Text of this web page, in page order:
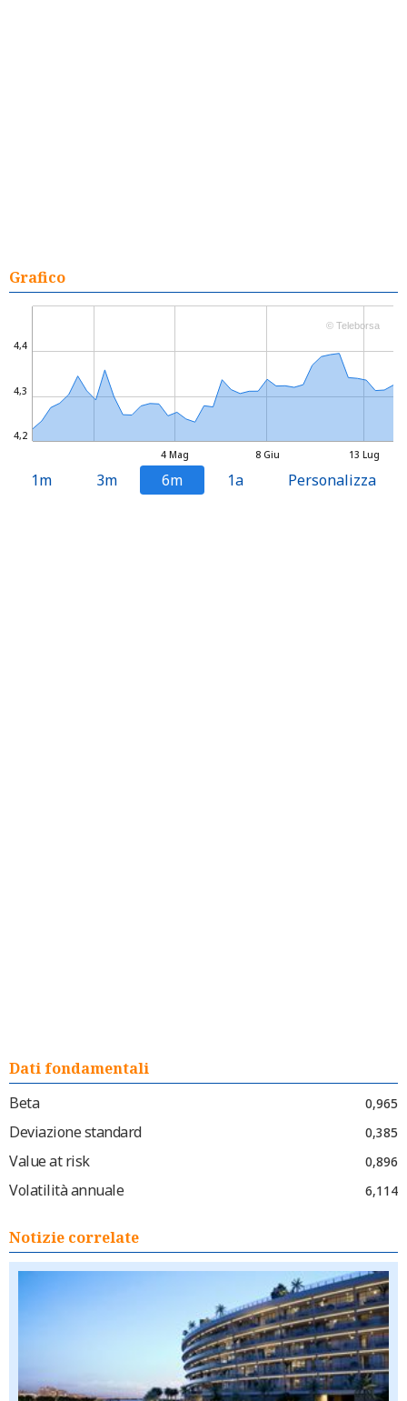
Grafico
4 Mag 8 Giu 13 Lug
4,2
4,3
4,4
© Teleborsa
1m 3m 6m 1a Personalizza
Dati fondamentali
Beta
0,965
Deviazione standard 0,385
Value at risk 0,896
Volatilità annuale 6,114
Notizie correlate